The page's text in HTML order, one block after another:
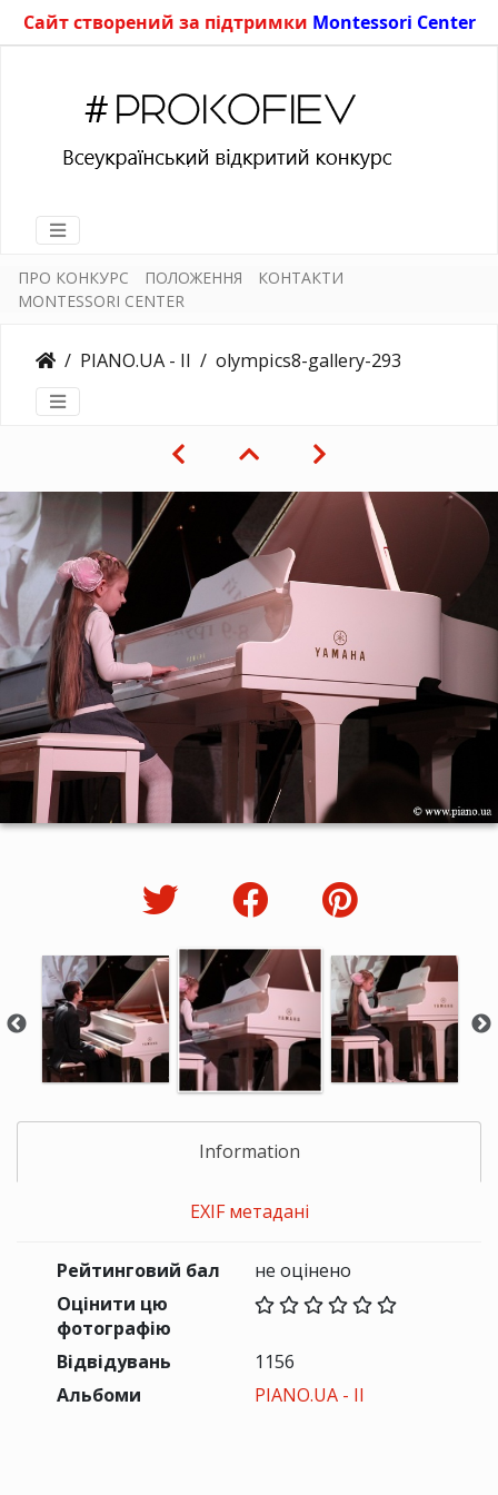
Сайт створений за підтримки Montessori Center
ПРО КОНКУРС ПОЛОЖЕННЯ
КОНТАКТИ
MONTESSORI CENTER
PIANO.UA - II olympics8-gallery-293
Information
EXIF метадані
Рейтинговий бал
не оцінено
Оцінити цю
фотографію
Відвідувань
1156
Альбоми
PIANO.UA - II